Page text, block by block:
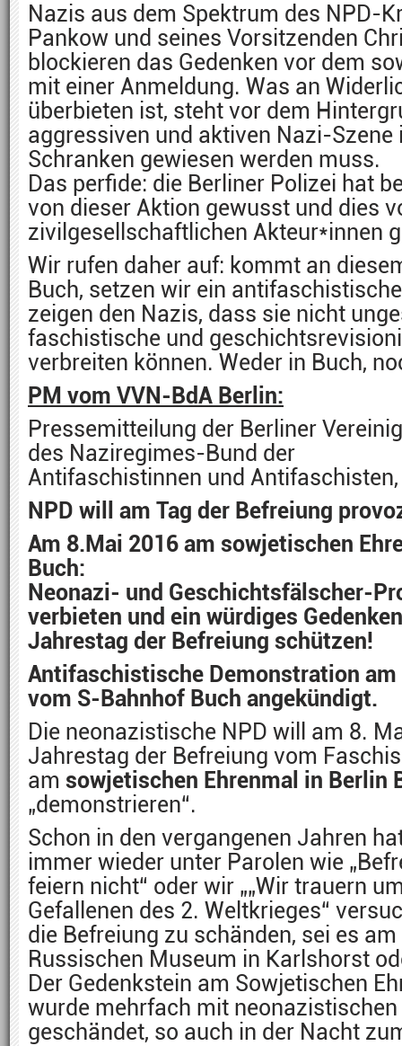
Nazis aus dem Spektrum des NPD-
Pankow und seines Vorsitzenden
blockieren das Gedenken vor dem
mit einer Anmeldung. Was an
überbieten ist, steht vor dem
aggressiven und aktiven Nazi-Szene
Schranken gewiesen werden muss.
Das perfide: die Berliner Polizei hat
von dieser Aktion gewusst und dies
zivilgesellschaftlichen Akteur*innen
Wir rufen daher auf: kommt an
Buch, setzen wir ein
zeigen den Nazis, dass sie nicht
faschistische und
verbreiten können. Weder in Buch,
PM vom VVN-BdA Berlin:
Pressemitteilung der Berliner
des Naziregimes-Bund der
Antifaschistinnen und
NPD will am Tag der Befreiung
Am 8.Mai 2016 am sowjetischen
Buch:
Neonazi- und Geschichtsfälscher-
verbieten und ein würdiges
Jahrestag der Befreiung schützen!
Antifaschistische Demonstration am
vom S-Bahnhof Buch angekündigt.
Die neonazistische NPD will am 8.
Jahrestag der Befreiung vom
am sowjetischen Ehrenmal in Berlin
„demonstrieren“.
Schon in den vergangenen Jahren
immer wieder unter Parolen wie
feiern nicht“ oder wir „„Wir trauern
Gefallenen des 2. Weltkrieges“
die Befreiung zu schänden, sei es
Russischen Museum in Karlshorst
Der Gedenkstein am Sowjetischen
wurde mehrfach mit
geschändet, so auch in der Nacht